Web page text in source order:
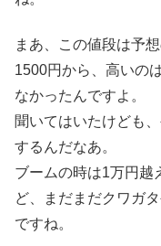
まあ、この値段は予
1500円から、高いの
なかったんですよ。
聞いてはいたけども
するんだなあ。
ブームの時は1万円越
ど、まだまだクワガ
ですね。